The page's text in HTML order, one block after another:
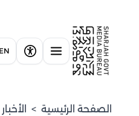
EN
الصفحة الرئيسية > الأخبار